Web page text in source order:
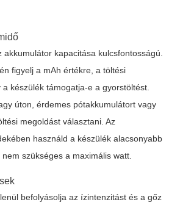
akkumulátor kapacitása kulcsfontosságú.
figyelj a mAh értékre, a töltési
készülék támogatja-e a gyorstöltést.
úton, érdemes pótakkumulátort vagy
megoldást választani. Az
használd a készülék alacsonyabb
szükséges a maximális watt.
befolyásolja az ízintenzitást és a gőz